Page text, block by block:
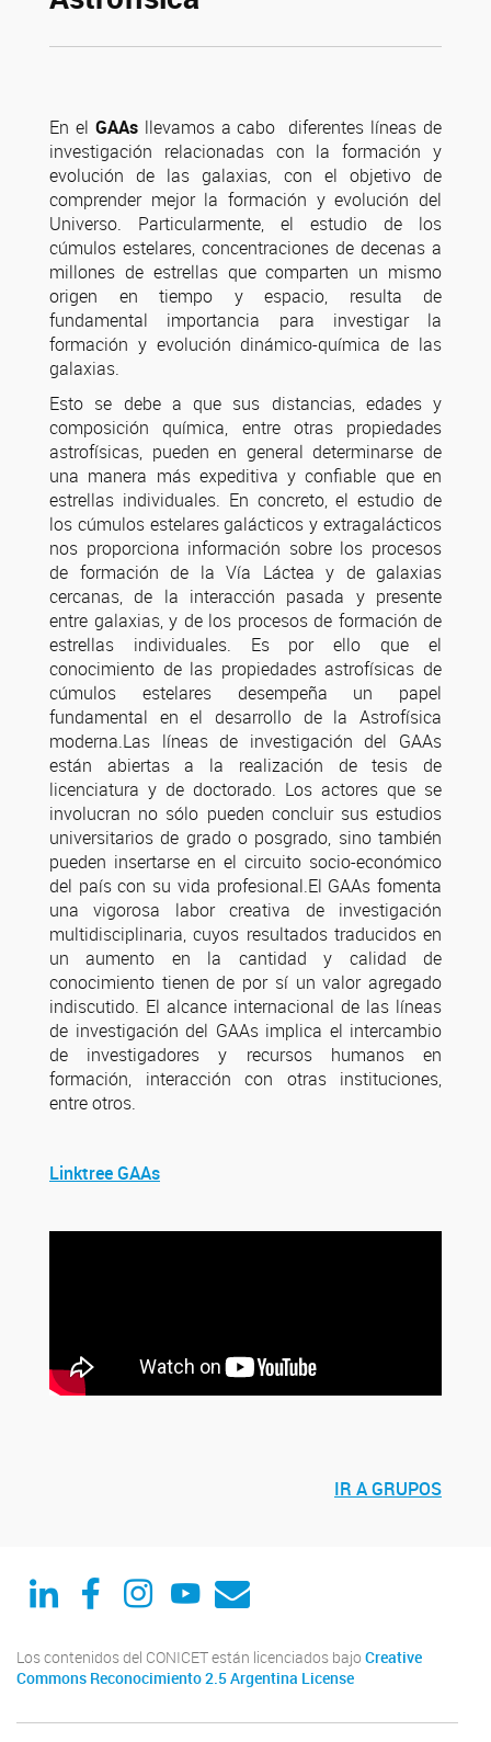
En el GAAsllevamos a cabo diferentes líneas de
investigación relacionadas con la formación y
evolución de las galaxias, con el objetivo de
comprender mejor la formación y evolución del
Universo. Particularmente, el estudio de los
cúmulos estelares, concentraciones de decenas a
millones de estrellas que comparten un mismo
origen en tiempo y espacio, resulta de
fundamental importancia para investigar la
formación y evolución dinámico-química de las
galaxias.
Esto se debe a que sus distancias, edades y
composición química, entre otras propiedades
astrofísicas, pueden en general determinarse de
una manera más expeditiva y confiable que en
estrellas individuales. En concreto, el estudio de
los cúmulos estelares galácticos y extragalácticos
nos proporciona información sobre los procesos
de formación de la Vía Láctea y de galaxias
cercanas, de la interacción pasada y presente
entre galaxias, y de los procesos de formación de
estrellas individuales. Es por ello que el
conocimiento de las propiedades astrofísicas de
cúmulos estelares desempeña un papel
fundamental en el desarrollo de la Astrofísica
moderna.Las líneas de investigación del GAAs
están abiertas a la realización de tesis de
licenciatura y de doctorado. Los actores que se
involucran no sólo pueden concluir sus estudios
universitarios de grado o posgrado, sino también
pueden insertarse en el circuito socio-económico
del país con su vida profesional.El GAAs fomenta
una vigorosa labor creativa de investigación
multidisciplinaria, cuyos resultados traducidos en
un aumento en la cantidad y calidad de
conocimiento tienen de por sí un valor agregado
indiscutido. El alcance internacional de las líneas
de investigación del GAAs implica el intercambio
de investigadores y recursos humanos en
formación, interacción con otras instituciones,
entre otros.
Linktree GAAs
IR A GRUPOS
Linked in Facebook
Instagram
Youtube
Correo
Los contenidos del CONICET están licenciados bajo Creative
Commons Reconocimiento 2.5 Argentina License